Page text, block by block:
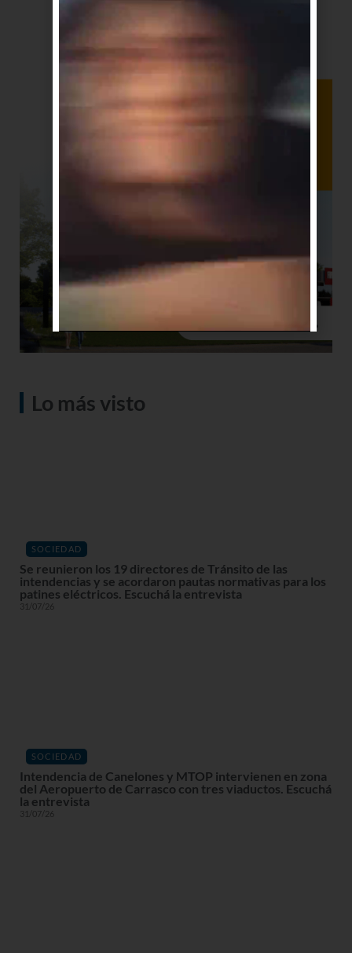
Lo más visto
SOCIEDAD
Se reunieron los 19 directores de Tránsito de las
intendencias y se acordaron pautas normativas para los
patines eléctricos. Escuchá la entrevista
31/07/26
SOCIEDAD
Intendencia de Canelones y MTOP intervienen en zona
del Aeropuerto de Carrasco con tres viaductos. Escuchá
la entrevista
31/07/26